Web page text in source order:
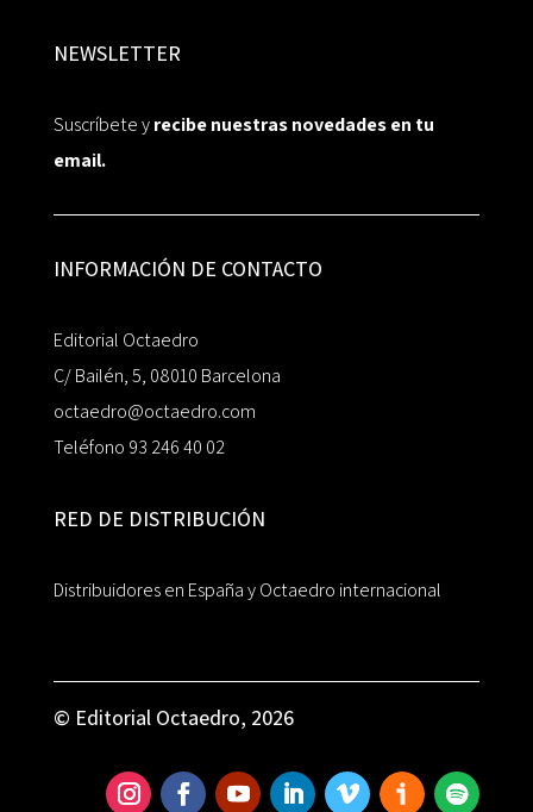
NEWSLETTER
Suscríbete yrecibe nuestras novedades en tu
email.
INFORMACIÓN DE CONTACTO
Editorial Octaedro
C/ Bailén, 5, 08010 Barcelona
octaedro@octaedro.com
Teléfono 93 246 40 02
RED DE DISTRIBUCIÓN
Distribuidores en España y Octaedro internacional
© Editorial Octaedro, 2026